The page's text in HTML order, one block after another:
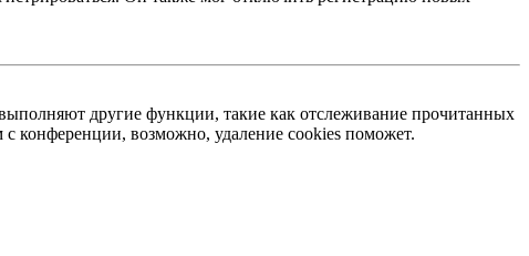
другие функции, такие как отслеживание прочитанных
конференции, возможно, удаление cookies поможет.